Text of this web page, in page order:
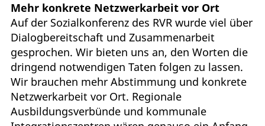
Mehr konkrete Netzwerkarbeit vor Ort
Auf der Sozialkonferenz des RVR wurde viel über
Dialogbereitschaft und Zusammenarbeit
gesprochen. Wir bieten uns an, den Worten die
dringend notwendigen Taten folgen zu lassen.
Wir brauchen mehr Abstimmung und konkrete
Netzwerkarbeit vor Ort. Regionale
Ausbildungsverbünde und kommunale